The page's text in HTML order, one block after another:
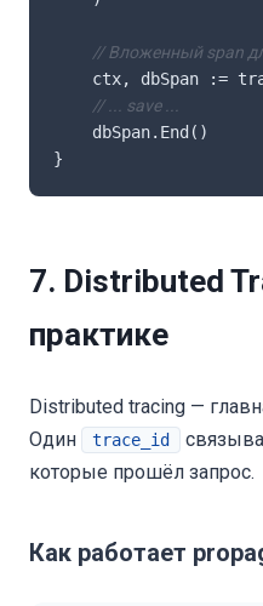
// Вложенный span
ctx, dbSpan :=
// ... save ...
    dbSpan.End()
}
7. Distributed
практике
Distributed tracing —
Один
trace_id
которые прошёл запрос.
Как работает